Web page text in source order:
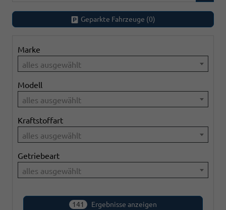
Geparkte Fahrzeuge (0)
Marke
alles ausgewählt
Modell
alles ausgewählt
Kraftstoffart
alles ausgewählt
Getriebeart
alles ausgewählt
141 Ergebnisse anzeigen